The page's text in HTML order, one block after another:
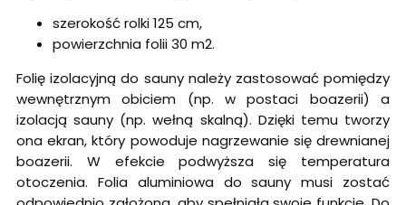
szerokość rolki 125 cm,
powierzchnia folii 30 m2.
Folię izolacyjną do sauny należy zastosować pomiędzy
wewnętrznym obiciem (np. w postaci boazerii) a
izolacją sauny (np. wełną skalną). Dzięki temu tworzy
ona ekran, który powoduje nagrzewanie się drewnianej
boazerii. W efekcie podwyższa się temperatura
otoczenia. Folia aluminiowa do sauny musi zostać